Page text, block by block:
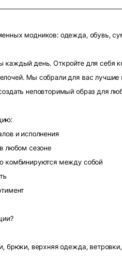
модников: одежда, обувь,
каждый день. Откройте для себя
Мы собрали для вас
неповторимый образ для
и исполнения
любом сезоне
комбинируются между собой
брюки, верхняя одежда,